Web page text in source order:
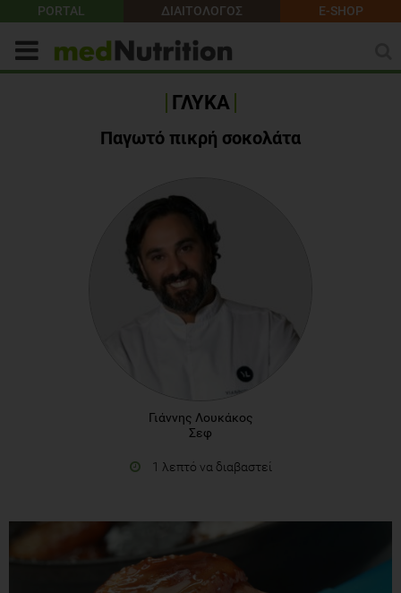
PORTAL ΔΙΑΙΤΟΛΟΓΟΣ E-SHOP
ΓΛΥΚΑ
Παγωτό πικρή σοκολάτα
Γιάννης Λουκάκος
Σεφ
1 λεπτό να διαβαστεί